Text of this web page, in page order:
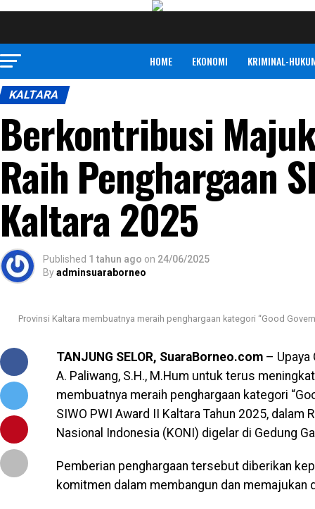
HOME EKONOMI KRIMINAL-
KALTARA
Berkontribusi
Raih Penghargaan
Kaltara 2025
Published 1 tahun ago on 24/06/2025
Byadminsuaraborneo
Provinsi Kaltara membuatnya meraih penghargaan kategori “Good
TANJUNG SELOR, SuaraBorneo.com – Upaya
A. Paliwang, S.H., M.Hum untuk terus
membuatnya meraih penghargaan kategori
SIWO PWI Award II Kaltara Tahun 2025,
Nasional Indonesia (KONI) digelar di Gedung
Pemberian penghargaan tersebut diberikan
komitmen dalam membangun dan memajukan